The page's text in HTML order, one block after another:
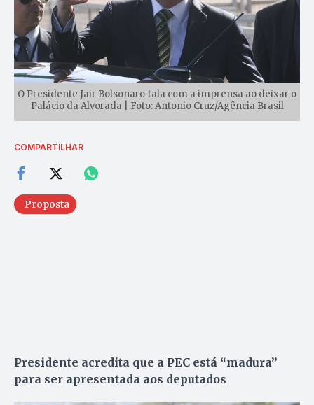
O Presidente Jair Bolsonaro fala com a imprensa ao deixar o
Palácio da Alvorada | Foto: Antonio Cruz/Agência Brasil
COMPARTILHAR
Proposta
Presidente acredita que a PEC está “madura”
para ser apresentada aos deputados